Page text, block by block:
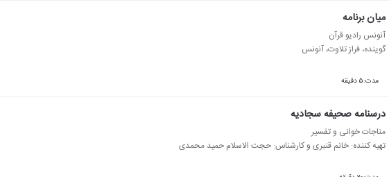
میان برنامه
آنونس رادیو قرآن
گوینده، فراز تلاوت، آنونس
مدت:۵ دقیقه
درسنامه صحیفه سجادیه
مناجات خوانی و تفسیر
تهیه كننده: خانم قنبری و كارشناس: حجت الاسلام حمید محمدی